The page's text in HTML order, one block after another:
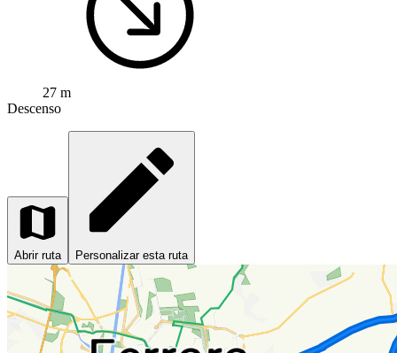
27 m
Descenso
Abrir ruta Personalizar esta ruta